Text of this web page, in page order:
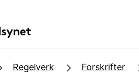
Regelverk Forskrifter